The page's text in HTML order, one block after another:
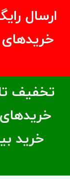
ارسال
خریدهای بالای ۵/
تخفیف
خرید